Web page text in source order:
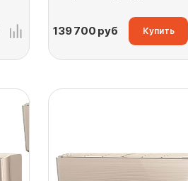
139 700 руб Купить